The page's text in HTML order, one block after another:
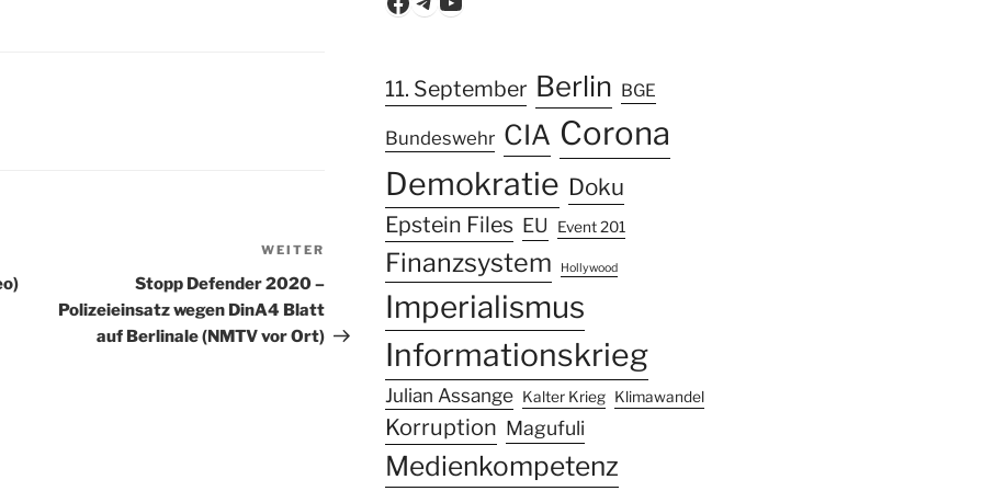
Nächster
Beitrag
WEITER
Stopp Defender 2020 –
Polizeieinsatz wegen DinA4 Blatt
auf Berlinale (NMTV vor Ort)
11. September Berlin BGE
Bundeswehr CIA Corona
Demokratie Doku
Epstein Files EU Event 201
Finanzsystem Hollywood
Imperialismus
Informationskrieg
Julian Assange Kalter Krieg Klimawandel
Korruption Magufuli
Medienkompetenz